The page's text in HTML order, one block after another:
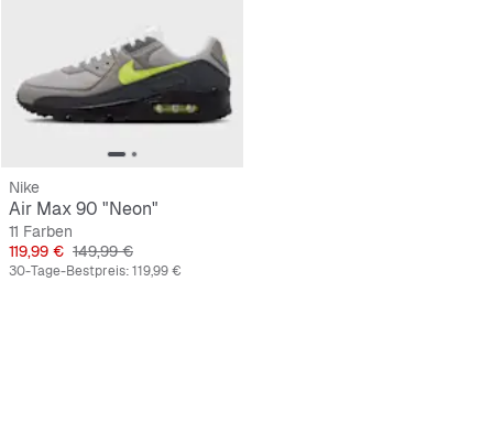
Nike
Air Max 90 "Neon"
11 Farben
Preis
119,99 € Originalpreis
149,99 €
30-Tage-Bestpreis:119,99 €